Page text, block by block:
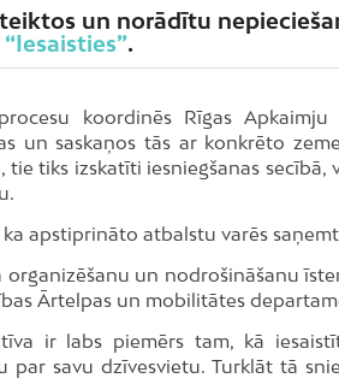
un norādītu
“Iesaisties”.
koordinēs Rīgas
un saskaņos tās ar konkrēto
tie tiks izskatīti iesniegšanas
ka apstiprināto atbalstu varēs
organizēšanu un nodrošināšanu
Ārtelpas un mobilitātes
ir labs piemērs tam, kā
par savu dzīvesvietu. Turklāt tā